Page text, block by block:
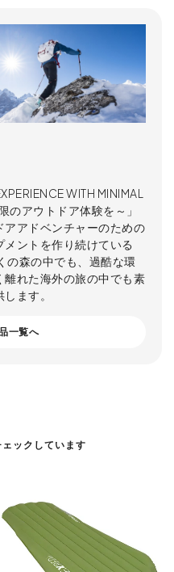
WITH MINIMAL
のアウトドア体験を～」
アドベンチャーのための
ントを作り続けている
の森の中でも、過酷な環
れた海外の旅の中でも素
ます。
一覧へ
ックしています